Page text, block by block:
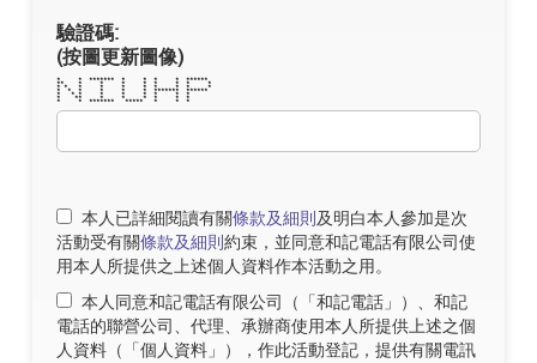
驗證碼:
(按圖更新圖像)
* * ******* * * * * ******
** * * * * * * * *
* * * * * * * * * *
* * * * * * ******* ******
* * * * * * * * *
* ** * * * * * *
* * ******* ***** * * *
本人已詳細閱讀有關條款及細則 及明白本人參加是次
活動受有關條款及細則 約束，並同意和記電話有限公司使
用本人所提供之上述個人資料作本活動之用。
本人同意和記電話有限公司（「和記電話」）、和記
電話的聯營公司、代理、承辦商使用本人所提供上述之個
人資料（「個人資料」），作此活動登記，提供有關電訊